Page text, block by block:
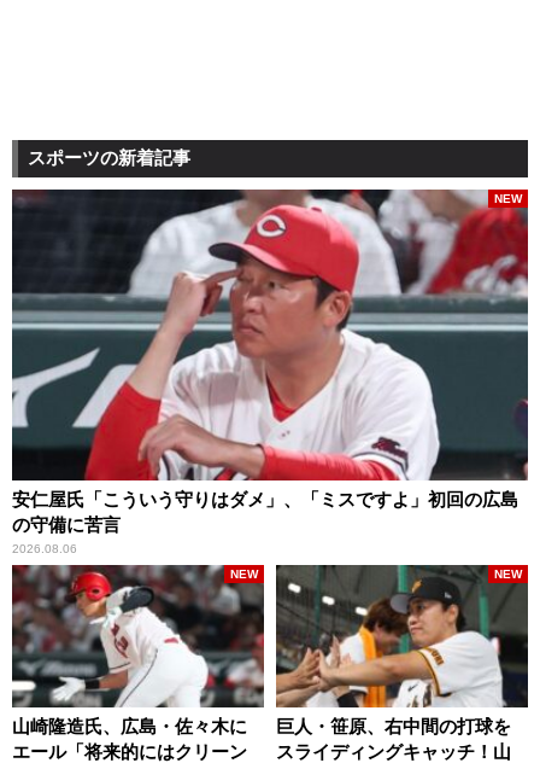
スポーツの新着記事
安仁屋氏「こういう守りはダメ」、「ミスですよ」初回の広島
の守備に苦言
2026.08.06
NEW
山崎隆造氏、広島・佐々木に
エール「将来的にはクリーン
NEW
巨人・笹原、右中間の打球を
スライディングキャッチ！山
NEW